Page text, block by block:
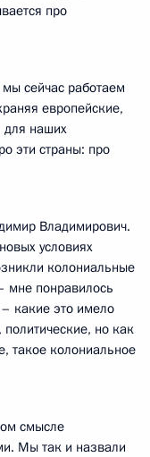
про
сейчас работаем
европейские,
для наших
эти страны: про
Владимирович.
условиях
колониальные
мне понравилось
какие это имело
но как
такое колониальное
смысле
Мы так и назвали